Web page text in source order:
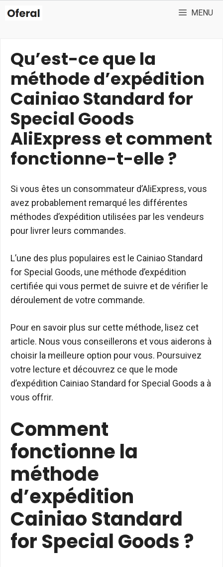
MENU
Qu’est-ce que la
méthode d’expédition
Cainiao Standard for
Special Goods
AliExpress et comment
fonctionne-t-elle ?
Si vous êtes un consommateur d’AliExpress, vous
avez probablement remarqué les différentes
méthodes d’expédition utilisées par les vendeurs
pour livrer leurs commandes.
L’une des plus populaires est le Cainiao Standard
for Special Goods, une méthode d’expédition
certifiée qui vous permet de suivre et de vérifier le
déroulement de votre commande.
Pour en savoir plus sur cette méthode, lisez cet
article. Nous vous conseillerons et vous aiderons à
choisir la meilleure option pour vous. Poursuivez
votre lecture et découvrez ce que le mode
d’expédition Cainiao Standard for Special Goods a à
vous offrir.
Comment
fonctionne la
méthode
d’expédition
Cainiao Standard
for Special Goods ?